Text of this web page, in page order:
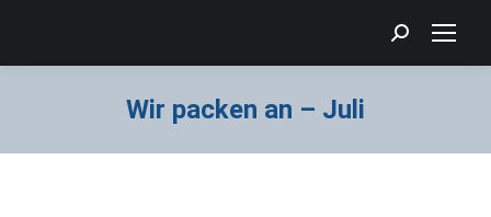
Search:
Wir packen an – Juli